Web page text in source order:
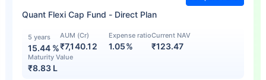
Quant Flexi Cap Fund - Direct Plan
5 years
15.44 %
AUM (Cr)
₹7,140.12
Expense ratio
1.05%
Current NAV
₹123.47
Maturity Value
₹8.83 L